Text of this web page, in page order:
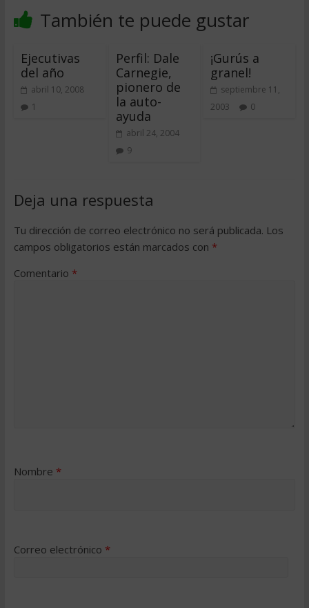
También te puede gustar
Ejecutivas
del año
abril 10, 2008
1
Perfil: Dale
Carnegie,
pionero de
la auto-
ayuda
abril 24, 2004
9
¡Gurús a
granel!
septiembre 11,
2003
0
Deja una respuesta
Tu dirección de correo electrónico no será publicada. Los
campos obligatorios están marcados con *
Comentario *
Nombre *
Correo electrónico *